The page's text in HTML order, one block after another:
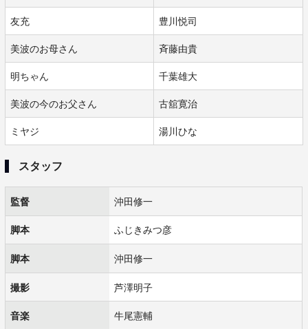
友充 豊川悦司
美波のお母さん 斉藤由貴
明ちゃん 千葉雄大
美波の今のお父さん 古舘寛治
ミヤジ 湯川ひな
スタッフ
監督 沖田修一
脚本 ふじきみつ彦
脚本 沖田修一
撮影 芦澤明子
音楽 牛尾憲輔